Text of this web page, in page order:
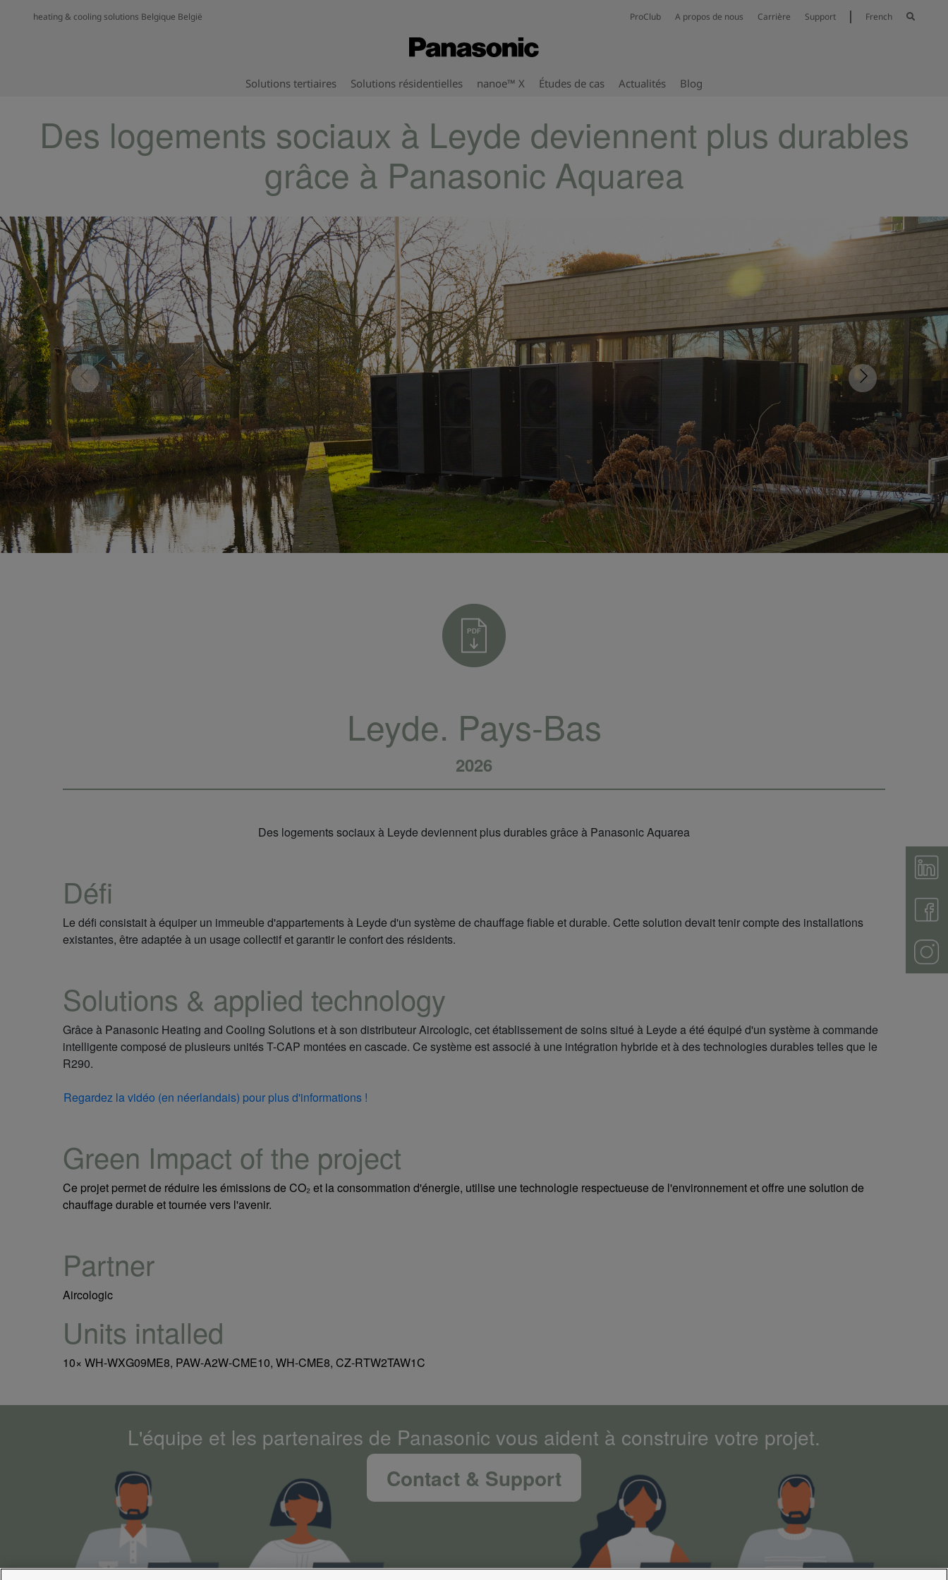
heating & cooling solutions Belgique België ProClub A propos de nous Carrière Support French
Solutions tertiaires Solutions résidentielles nanoe™ X Études de cas Actualités Blog
Des logements sociaux à Leyde deviennent plus durables
grâce à Panasonic Aquarea
Leyde. Pays-Bas
2026
Des logements sociaux à Leyde deviennent plus durables grâce à Panasonic Aquarea
Défi
Le défi consistait à équiper un immeuble d'appartements à Leyde d'un système de chauffage fiable et durable. Cette solution devait tenir compte des installations
existantes, être adaptée à un usage collectif et garantir le confort des résidents.
Solutions & applied technology
Grâce à Panasonic Heating and Cooling Solutions et à son distributeur Aircologic, cet établissement de soins situé à Leyde a été équipé d'un système à commande
intelligente composé de plusieurs unités T-CAP montées en cascade. Ce système est associé à une intégration hybride et à des technologies durables telles que le
R290.
Regardez la vidéo (en néerlandais) pour plus d'informations !
Green Impact of the project
Ce projet permet de réduire les émissions de CO₂ et la consommation d'énergie, utilise une technologie respectueuse de l'environnement et offre une solution de
chauffage durable et tournée vers l'avenir.
Partner
Aircologic
Units intalled
10× WH-WXG09ME8, PAW-A2W-CME10, WH-CME8, CZ-RTW2TAW1C
L'équipe et les partenaires de Panasonic vous aident à construire votre projet.
Contact & Support